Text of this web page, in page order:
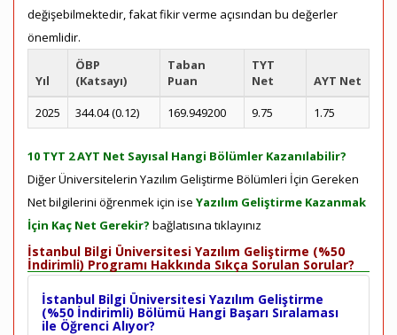
değişebilmektedir, fakat fikir verme açısından bu değerler
önemlidir.
Yıl
ÖBP
(Katsayı)
Taban
Puan
TYT
Net
AYT Net
2025
344.04 (0.12) 169.949200 9.75 1.75
10 TYT 2 AYT Net Sayısal Hangi Bölümler Kazanılabilir?
Diğer Üniversitelerin Yazılım Geliştirme Bölümleri İçin Gereken
Net bilgilerini öğrenmek için ise Yazılım Geliştirme Kazanmak
İçin Kaç Net Gerekir? bağlatısına tıklayınız
İstanbul Bilgi Üniversitesi Yazılım Geliştirme (%50
İndirimli) Programı Hakkında Sıkça Sorulan Sorular?
İstanbul Bilgi Üniversitesi Yazılım Geliştirme
(%50 İndirimli) Bölümü Hangi Başarı Sıralaması
ile Öğrenci Alıyor?